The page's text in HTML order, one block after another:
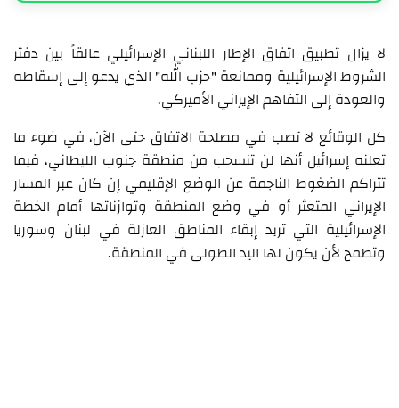
لا يزال تطبيق اتفاق الإطار اللبناني الإسرائيلي عالقاً بين دفتر
الشروط الإسرائيلية وممانعة "حزب الله" الذي يدعو إلى إسقاطه
والعودة إلى التفاهم الإيراني الأميركي.
كل الوقائع لا تصب في مصلحة الاتفاق حتى الآن، في ضوء ما
تعلنه إسرائيل أنها لن تنسحب من منطقة جنوب الليطاني، فيما
تتراكم الضغوط الناجمة عن الوضع الإقليمي إن كان عبر المسار
الإيراني المتعثر أو في وضع المنطقة وتوازناتها أمام الخطة
الإسرائيلية التي تريد إبقاء المناطق العازلة في لبنان وسوريا
وتطمح لأن يكون لها اليد الطولى في المنطقة.